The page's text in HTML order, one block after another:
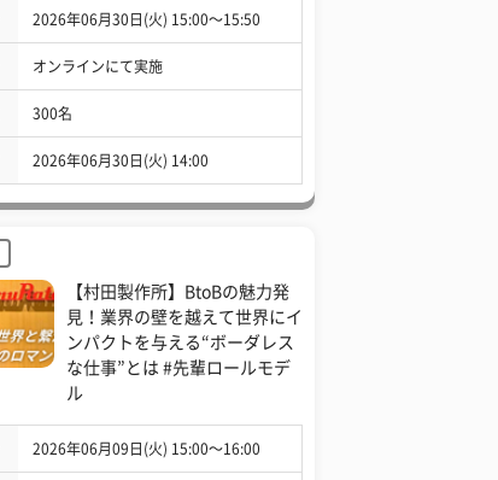
2026年06月30日(火) 15:00〜15:50
オンラインにて実施
300名
2026年06月30日(火) 14:00
【村田製作所】BtoBの魅力発
見！業界の壁を越えて世界にイ
ンパクトを与える“ボーダレス
な仕事”とは #先輩ロールモデ
ル
2026年06月09日(火) 15:00〜16:00